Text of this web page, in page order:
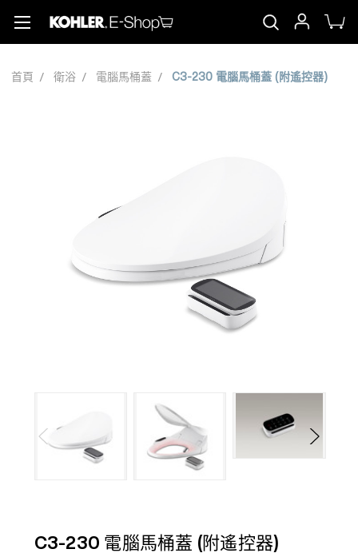
首頁 衛浴 電腦馬桶蓋 C3-230 電腦馬桶蓋 (附遙控器)
C3-230 電腦馬桶蓋 (附遙控器)